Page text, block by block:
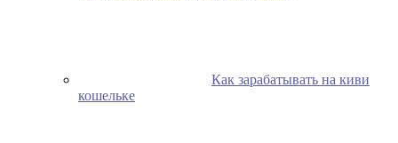
Как зарабатывать на киви
кошельке